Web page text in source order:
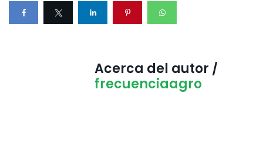
Acerca del autor /
frecuenciaagro